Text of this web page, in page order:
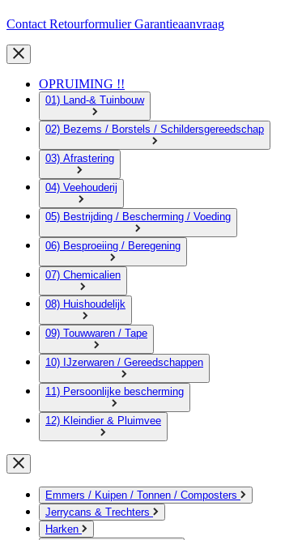
Contact RetourformulierGarantieaanvraag
OPRUIMING !!
01) Land-& Tuinbouw
02) Bezems / Borstels / Schildersgereedschap
03) Afrastering
04) Veehouderij
05) Bestrijding / Bescherming / Voeding
06) Besproeiing / Beregening
07) Chemicalien
08) Huishoudelijk
09) Touwwaren / Tape
10) IJzerwaren / Gereedschappen
11) Persoonlijke bescherming
12) Kleindier & Pluimvee
Emmers / Kuipen / Tonnen / Composters
Jerrycans & Trechters
Harken